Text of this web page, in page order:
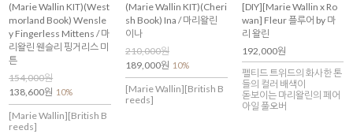
(Marie Wallin KIT)(West
morland Book) Wensle
y Fingerless Mittens / 마
리왈린 웬슬리 핑거리스 미
튼
154,000원
138,600원 10%
[Marie Wallin][British B
reeds]
(Marie Wallin KIT)(Cheri
sh Book) Ina / 마리왈린
이나
210,000원
189,000원 10%
[Marie Wallin][British B
reeds]
[DIY][Marie Wallin x Ro
wan] Fleur 플루어 by 마
리 왈린
192,000원
펠티드 트위드의 화사한 톤
들의 컬러 배색이
돋보이는 마리왈린의 페어
아일 풀오버